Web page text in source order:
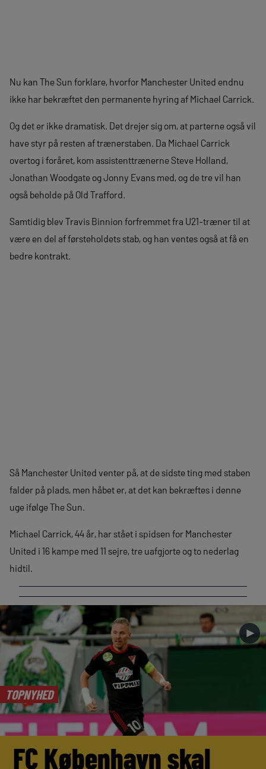
Nu kan The Sun forklare, hvorfor Manchester United endnu
ikke har bekræftet den permanente hyring af Michael Carrick.
Og det er ikke dramatisk. Det drejer sig om, at parterne også vil
have styr på resten af trænerstaben. Da Michael Carrick
overtog i foråret, kom assistenttrænerne Steve Holland,
Jonathan Woodgate og Jonny Evans med, og de tre vil han
også beholde på Old Trafford.
Samtidig blev Travis Binnion forfremmet fra U21-træner til at
være en del af førsteholdets stab, og han ventes også at få en
bedre kontrakt.
Så Manchester United venter på, at de sidste ting med staben
falder på plads, men håbet er, at det kan bekræftes i denne
uge ifølge The Sun.
Michael Carrick, 44 år, har stået i spidsen for Manchester
United i 16 kampe med 11 sejre, tre uafgjorte og to nederlag
hidtil.
TOPNYHED
►
FC København skal